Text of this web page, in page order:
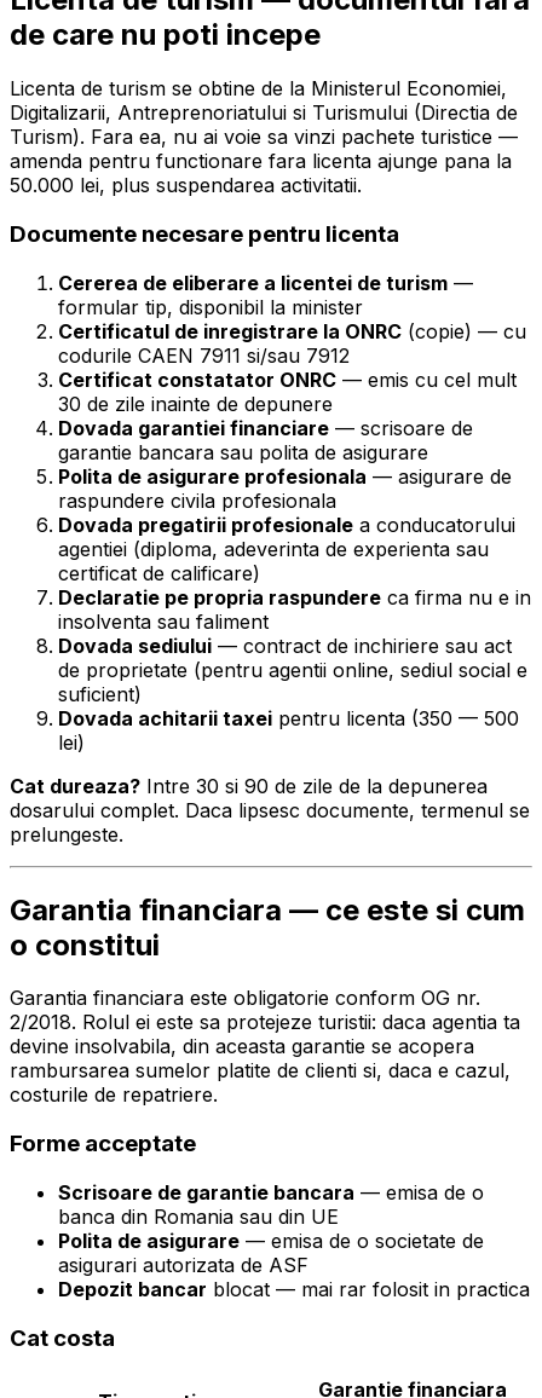
de care nu poti incepe
Licenta de turism se obtine de la Ministerul Economiei,
Digitalizarii, Antreprenoriatului si Turismului (Directia de
Turism). Fara ea, nu ai voie sa vinzi pachete turistice —
amenda pentru functionare fara licenta ajunge pana la
50.000 lei, plus suspendarea activitatii.
Documente necesare pentru licenta
Cererea de eliberare a licentei de turism —
formular tip, disponibil la minister
Certificatul de inregistrare la ONRC (copie) — cu
codurile CAEN 7911 si/sau 7912
Certificat constatator ONRC — emis cu cel mult
30 de zile inainte de depunere
Dovada garantiei financiare — scrisoare de
garantie bancara sau polita de asigurare
Polita de asigurare profesionala — asigurare de
raspundere civila profesionala
Dovada pregatirii profesionale a conducatorului
agentiei (diploma, adeverinta de experienta sau
certificat de calificare)
Declaratie pe propria raspundere ca firma nu e in
insolventa sau faliment
Dovada sediului — contract de inchiriere sau act
de proprietate (pentru agentii online, sediul social e
suficient)
Dovada achitarii taxei pentru licenta (350 — 500
lei)
Cat dureaza? Intre 30 si 90 de zile de la depunerea
dosarului complet. Daca lipsesc documente, termenul se
prelungeste.
Garantia financiara — ce este si cum
o constitui
Garantia financiara este obligatorie conform OG nr.
2/2018. Rolul ei este sa protejeze turistii: daca agentia ta
devine insolvabila, din aceasta garantie se acopera
rambursarea sumelor platite de clienti si, daca e cazul,
costurile de repatriere.
Forme acceptate
Scrisoare de garantie bancara — emisa de o
banca din Romania sau din UE
Polita de asigurare — emisa de o societate de
asigurari autorizata de ASF
Depozit bancar blocat — mai rar folosit in practica
Cat costa
Garantie financiara